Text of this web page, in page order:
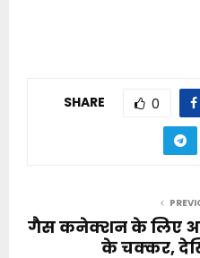
SHARE 0
गैस कनेक्शन के लिए
के चक्कर,